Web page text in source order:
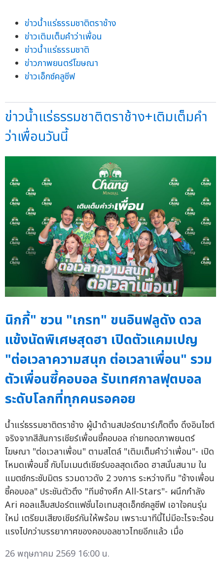
ข่าวน้ำแร่ธรรมชาติตราช้าง
ข่าวเติมเต็มคำว่าเพื่อน
ข่าวน้ำแร่ธรรมชาติ
ข่าวภาพยนตร์โฆษณา
ข่าวเอ็กซ์คลูซีฟ
ข่าวน้ำแร่ธรรมชาติตราช้าง+เติมเต็มคำ
ว่าเพื่อนวันนี้
นิกกี้" ชวน "เกรท" ขนอินฟลูดัง ดวล
แข้งนัดพิเศษสุดฮา เปิดตัวแคมเปญ
"ต่อเวลาความสนุก ต่อเวลาเพื่อน" รวม
ตัวเพื่อนซี้คอบอล รับเทศกาลฟุตบอล
ระดับโลกที่ทุกคนรอคอย
น้ำแร่ธรรมชาติตราช้าง ผู้นำด้านสปอร์ตมาร์เก็ตติ้ง ดึงอินไซต์
จริงจากสีสันการเชียร์เพื่อนซี้คอบอล ถ่ายทอดภาพยนตร์
โฆษณา "ต่อเวลาเพื่อน" ตามสไตล์ "เติมเต็มคำว่าเพื่อน"- เปิด
โหมดเพื่อนซี้ กับโมเมนต์เชียร์บอลสุดเดือด ฮาสนั่นสนาม ใน
แมตช์กระชับมิตร รวมดาวดัง 2 วงการ ระหว่างทีม "ช้างเพื่อน
ซี้คอบอล" ประชันตัวตึง "ทีมช้างศึก All-Stars"- ผนึกกำลัง
Ari คอลแล็บสปอร์ตแฟชั่นไอเทมสุดเอ็กซ์คลูซีฟ เอาใจคนรุ่น
ใหม่ เตรียมเสียงเชียร์กันให้พร้อม เพราะนาทีนี้ไม่มีอะไรจะร้อน
แรงไปกว่าบรรยากาศของคอบอลชาวไทยอีกแล้ว เมื่อ
26 พฤษภาคม 2569 16:00 น.